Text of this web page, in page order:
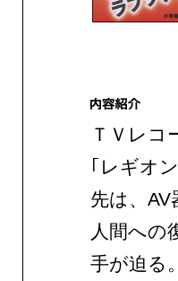
ＴＶレコ
｢レギオ
先は、
人間への
手が迫る。